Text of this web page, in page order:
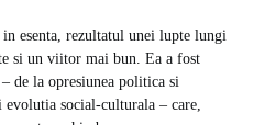
esenta, rezultatul unei lupte lungi
si un viitor mai bun. Ea a fost
de la opresiunea politica si
social-culturala – care,